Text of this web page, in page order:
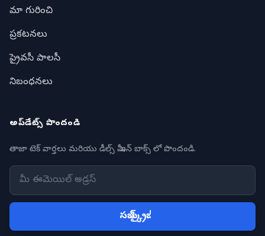
మా గురించి
ప్రకటనలు
ప్రైవసీ పాలసీ
నిబంధనలు
అప్‌డేట్స్ పొందండి
తాజా టెక్ వార్తలు మరియు డీల్స్ మీ ఇన్ బాక్స్ లో పొందండి.
సబ్ స్క్రైబ్